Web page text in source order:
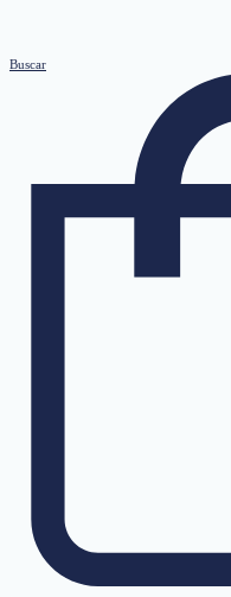
Buscar